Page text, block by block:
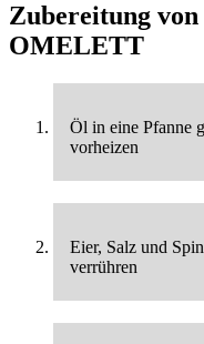
Zubereitung von
OMELETT
Öl in eine Pfanne
vorheizen
Eier, Salz und
verrühren